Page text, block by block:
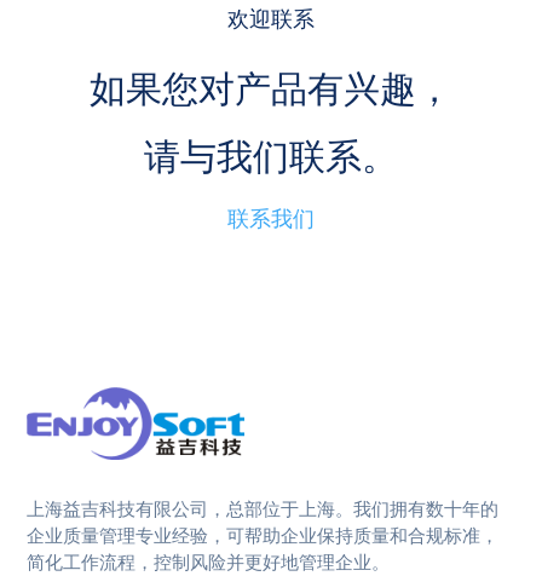
欢迎联系
如果您对产品有兴趣，
请与我们联系。
联系我们
上海益吉科技有限公司，总部位于上海。我们拥有数十年的
企业质量管理专业经验，可帮助企业保持质量和合规标准，
简化工作流程，控制风险并更好地管理企业。